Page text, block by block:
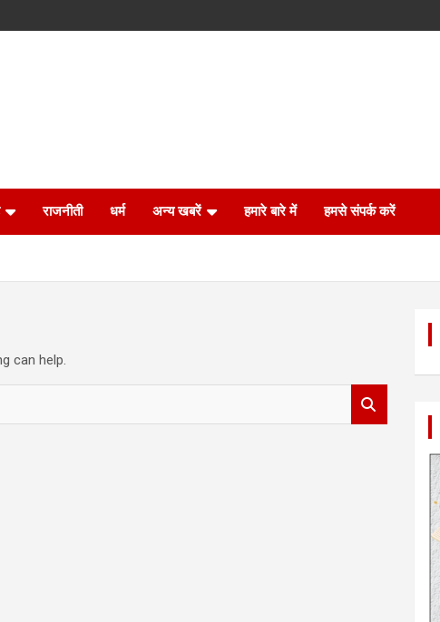
राजनीती धर्म अन्य खबरें हमारे बारे में हमसे संपर्क करें
can help.